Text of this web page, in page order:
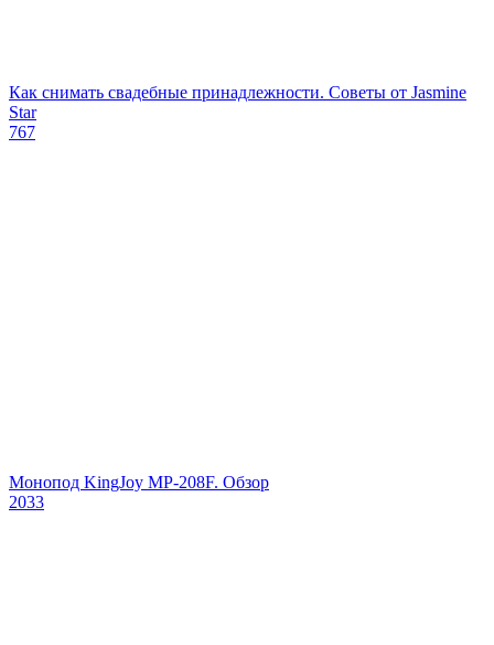
Как снимать свадебные принадлежности. Советы от Jasmine
Star
767
Монопод KingJoy MP-208F. Обзор
2033